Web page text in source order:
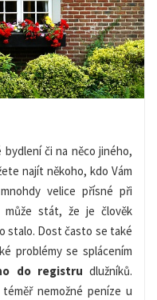
či na něco jiného,
najít někoho, kdo Vám
velice přísné při
stát, že je člověk
stalo. Dost často se také
problémy se splácením
do registru dlužníků.
nemožné peníze u